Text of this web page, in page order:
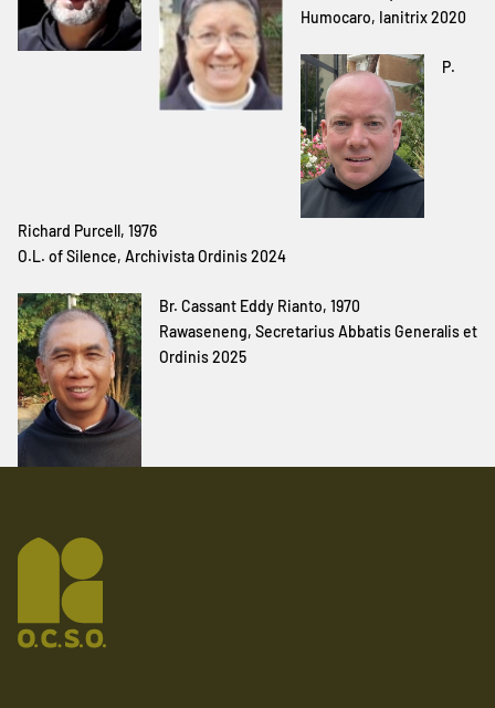
Humocaro, Ianitrix 2020
P.
Richard Purcell, 1976
O.L. of Silence, Archivista Ordinis 2024
Br. Cassant Eddy Rianto, 1970
Rawaseneng, Secretarius Abbatis Generalis et
Ordinis 2025